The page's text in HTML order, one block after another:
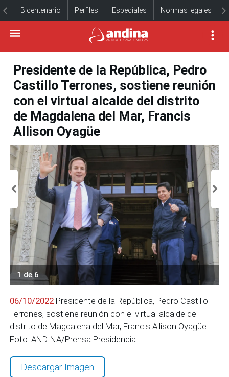
Bicentenario Perfiles Especiales Normas legales
Presidente de la República, Pedro
Castillo Terrones, sostiene reunión
con el virtual alcalde del distrito
de Magdalena del Mar, Francis
Allison Oyagüe
1 de 6
06/10/2022 Presidente de la República, Pedro Castillo
Terrones, sostiene reunión con el virtual alcalde del
distrito de Magdalena del Mar, Francis Allison Oyagüe
Foto: ANDINA/Prensa Presidencia
Descargar Imagen